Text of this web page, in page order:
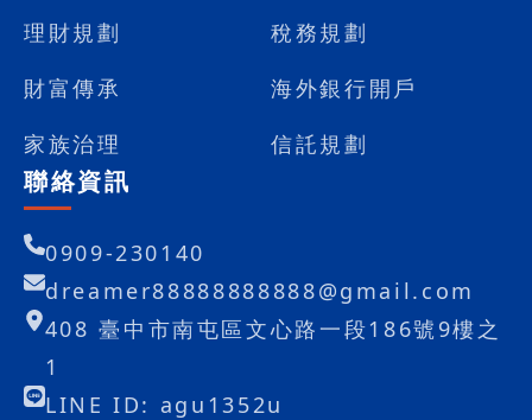
理財規劃
稅務規劃
財富傳承
海外銀行開戶
家族治理
信託規劃
聯絡資訊
0909-230140
dreamer88888888888@gmail.com
408 臺中市南屯區文心路一段186號9樓之
1
LINE ID: agu1352u